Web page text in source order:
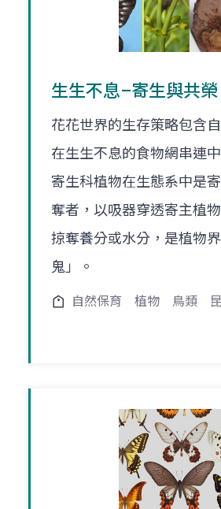
生生不息–寄生與共榮
花花世界的生存策略包含
在生生不息的食物網串連
寄生科植物在生態系中是
奪者，以吸器穿透寄主植
掠奪養分或水分，是植物
鬼」。
自然保育 植物 鳥類